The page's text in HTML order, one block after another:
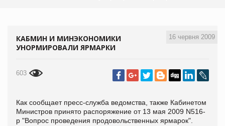
16 червня 2009
КАБМИН И МИНЭКОНОМИКИ
УНОРМИРОВАЛИ ЯРМАРКИ
603
Как сообщает пресс-служба ведомства, также Кабинетом
Министров принято распоряжение от 13 мая 2009 N516-
р "Вопрос проведения продовольственных ярмарок".